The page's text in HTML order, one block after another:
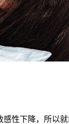
性下降，所以